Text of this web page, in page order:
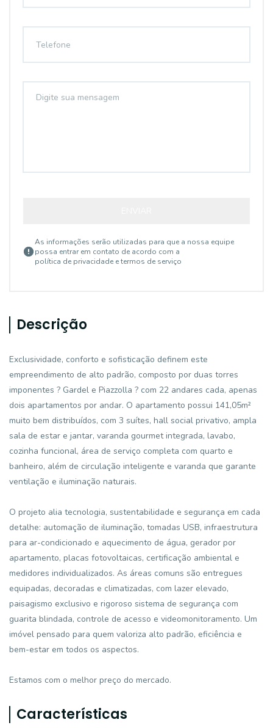
As informações serão utilizadas para que a nossa equipe
possa entrar em contato de acordo com a
política de privacidade e termos de serviço
Descrição
Exclusividade, conforto e sofisticação definem este
empreendimento de alto padrão, composto por duas torres
imponentes ? Gardel e Piazzolla ? com 22 andares cada, apenas
dois apartamentos por andar. O apartamento possui 141,05m²
muito bem distribuídos, com 3 suítes, hall social privativo, ampla
sala de estar e jantar, varanda gourmet integrada, lavabo,
cozinha funcional, área de serviço completa com quarto e
banheiro, além de circulação inteligente e varanda que garante
ventilação e iluminação naturais.
O projeto alia tecnologia, sustentabilidade e segurança em cada
detalhe: automação de iluminação, tomadas USB, infraestrutura
para ar-condicionado e aquecimento de água, gerador por
apartamento, placas fotovoltaicas, certificação ambiental e
medidores individualizados. As áreas comuns são entregues
equipadas, decoradas e climatizadas, com lazer elevado,
paisagismo exclusivo e rigoroso sistema de segurança com
guarita blindada, controle de acesso e videomonitoramento. Um
imóvel pensado para quem valoriza alto padrão, eficiência e
bem-estar em todos os aspectos.
Estamos com o melhor preço do mercado.
Características